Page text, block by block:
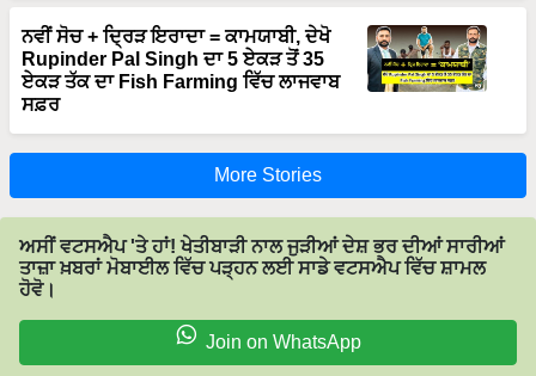
ਨਵੀਂ ਸੋਚ + ਦ੍ਰਿੜ ਇਰਾਦਾ = ਕਾਮਯਾਬੀ, ਦੇਖੋ
Rupinder Pal Singh ਦਾ 5 ਏਕੜ ਤੋਂ 35
ਏਕੜ ਤੱਕ ਦਾ Fish Farming ਵਿੱਚ ਲਾਜਵਾਬ
ਸਫ਼ਰ
More Stories
ਅਸੀਂ ਵਟਸਐਪ 'ਤੇ ਹਾਂ! ਖੇਤੀਬਾੜੀ ਨਾਲ ਜੁੜੀਆਂ ਦੇਸ਼ ਭਰ ਦੀਆਂ ਸਾਰੀਆਂ
ਤਾਜ਼ਾ ਖ਼ਬਰਾਂ ਮੋਬਾਈਲ ਵਿੱਚ ਪੜ੍ਹਨ ਲਈ ਸਾਡੇ ਵਟਸਐਪ ਵਿੱਚ ਸ਼ਾਮਲ
ਹੋਵੋ।
Join on WhatsApp